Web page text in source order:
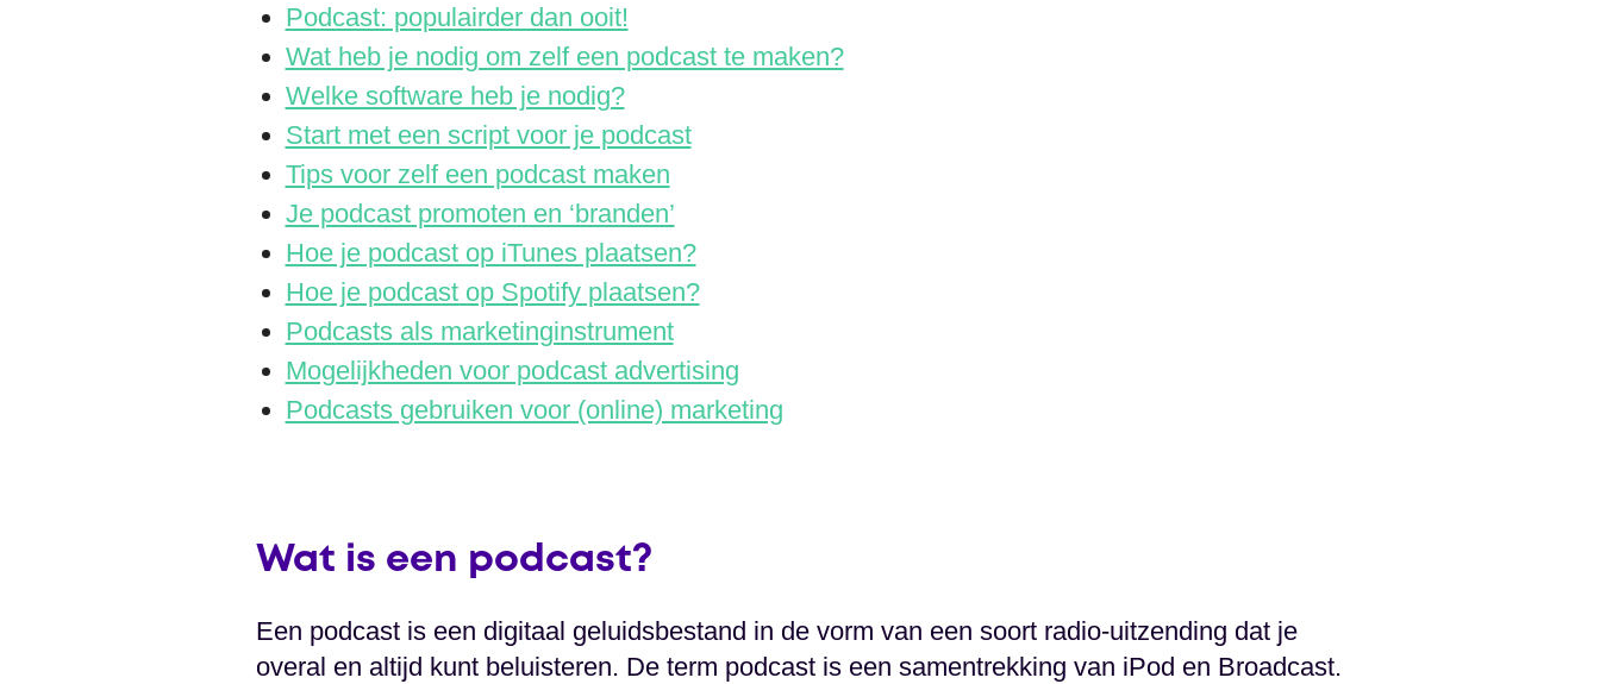
Podcast: populairder dan ooit!
Wat heb je nodig om zelf een podcast te maken?
Welke software heb je nodig?
Start met een script voor je podcast
Tips voor zelf een podcast maken
Je podcast promoten en ‘branden’
Hoe je podcast op iTunes plaatsen?
Hoe je podcast op Spotify plaatsen?
Podcasts als marketinginstrument
Mogelijkheden voor podcast advertising
Podcasts gebruiken voor (online) marketing
Wat is een podcast?
Een podcast is een digitaal geluidsbestand in de vorm van een soort radio-uitzending dat je
overal en altijd kunt beluisteren. De term podcast is een samentrekking van iPod en Broadcast.